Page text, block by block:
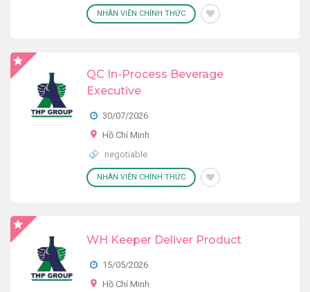
NHÂN VIÊN CHÍNH THỨC
QC In-Process Beverage
Executive
30/07/2026
Hồ Chí Minh
negotiable
NHÂN VIÊN CHÍNH THỨC
WH Keeper Deliver Product
15/05/2026
Hồ Chí Minh